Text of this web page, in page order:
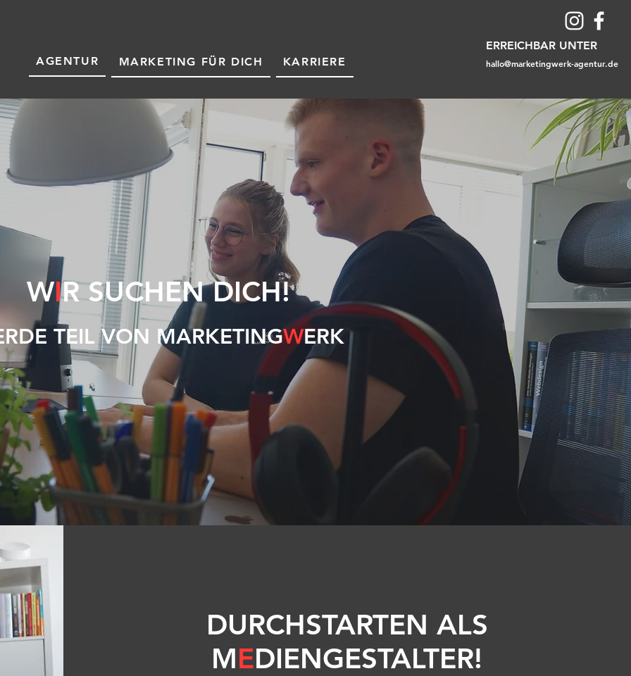
AGENTUR MARKETING FÜR DICH KARRIERE
ERREICHBAR UNTER
hallo@marketingwerk-agentur.de
WIR SUCHEN DICH!
TEIL VON MARKETINGWERK
DURCHSTARTEN ALS
MEDIENGESTALTER!